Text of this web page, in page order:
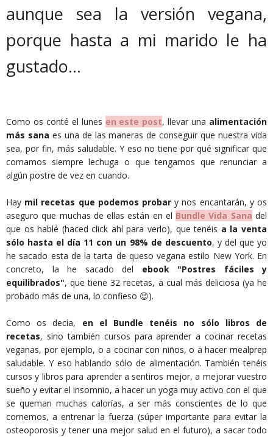
aunque sea la versión vegana,
porque hasta a mi marido le ha
gustado...
Como os conté el lunes en este post, llevar una alimentación
más sana es una de las maneras de conseguir que nuestra vida
sea, por fin, más saludable. Y eso no tiene por qué significar que
comamos siempre lechuga o que tengamos que renunciar a
algún postre de vez en cuando.
Hay mil recetas que podemos probar y nos encantarán, y os
aseguro que muchas de ellas están en el Bundle Vida Sana del
que os hablé (haced click ahí para verlo), que tenéis a la venta
sólo hasta el día 11 con un 98% de descuento, y del que yo
he sacado esta de la tarta de queso vegana estilo New York. En
concreto, la he sacado del ebook "Postres fáciles y
equilibrados", que tiene 32 recetas, a cual más deliciosa (ya he
probado más de una, lo confieso 😉).
Como os decía, en el Bundle tenéis no sólo libros de
recetas, sino también cursos para aprender a cocinar recetas
veganas, por ejemplo, o a cocinar con niños, o a hacer mealprep
saludable. Y eso hablando sólo de alimentación. También tenéis
cursos y libros para aprender a sentiros mejor, a mejorar vuestro
sueño y evitar el insomnio, a hacer un yoga muy activo con el que
se queman muchas calorías, a ser más conscientes de lo que
comemos, a entrenar la fuerza (súper importante para evitar la
osteoporosis y tener una mejor salud en el futuro), a sacar todo